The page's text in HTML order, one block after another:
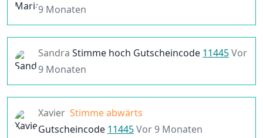
9 Monaten
Sandra Stimme hoch Gutscheincode 11445Vor
9 Monaten
Xavier Stimme abwärts
Gutscheincode 11445Vor 9 Monaten